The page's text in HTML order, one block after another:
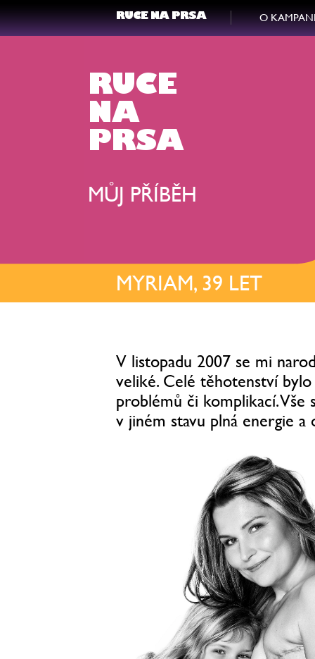
RUCE NA PRSA O
RUCE
NA
PRSA
MŮJ PŘÍBĚH
MYRIAM, 39 LET
V listopadu 2007 se mi
veliké. Celé těhotenství
problémů či komplikací. Vše
v jiném stavu plná energie a